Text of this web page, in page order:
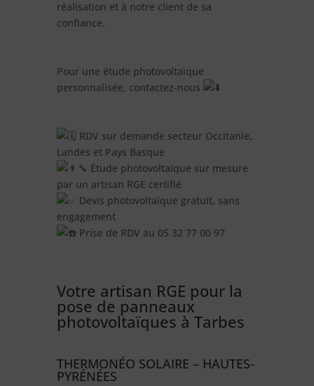
réalisation et à notre client de sa
confiance.
Pour une étude photovoltaïque
personnalisée, contactez-nous
RDV sur demande secteur Occitanie,
Landes et Pays Basque
Étude photovoltaïque sur mesure
par un artisan RGE certifié
Devis photovoltaïque gratuit, sans
engagement
Prise de RDV au 05 32 77 00 97
Votre artisan RGE pour la
pose de panneaux
photovoltaïques à Tarbes
THERMONÉO SOLAIRE – HAUTES-
PYRÉNÉES